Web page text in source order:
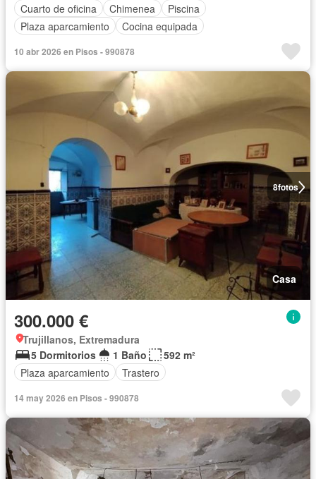
Cuarto de oficina
Chimenea
Piscina
Plaza aparcamiento
Cocina equipada
10 abr 2026 en Pisos - 990878
8fotos
Casa
300.000 €
Trujillanos, Extremadura
5 Dormitorios
1 Baño
592 m²
Plaza aparcamiento
Trastero
14 may 2026 en Pisos - 990878